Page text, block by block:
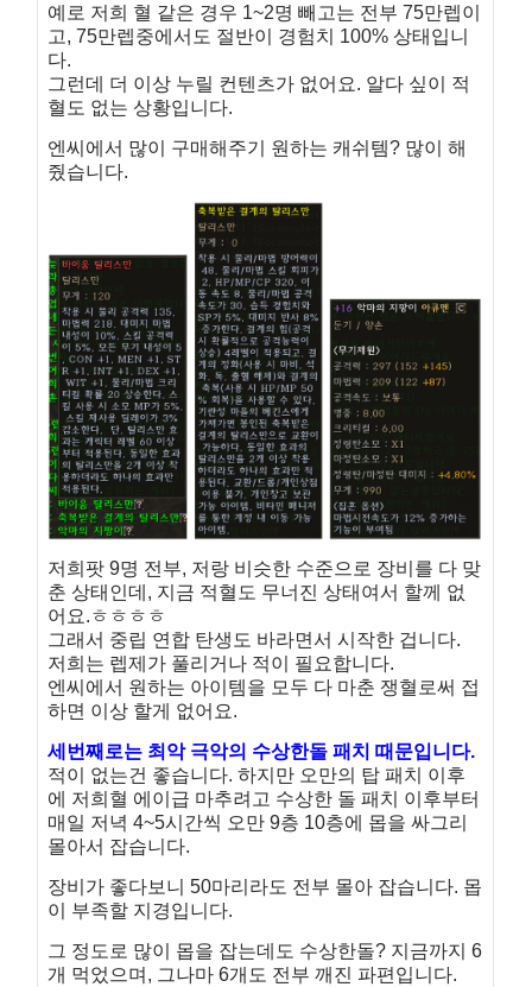
예로 저희 혈 같은 경우 1~2명 빼고는 전부 75만렙이
고, 75만렙중에서도 절반이 경험치 100% 상태입니
다.
그런데 더 이상 누릴 컨텐츠가 없어요. 알다 싶이 적
혈도 없는 상황입니다.
엔씨에서 많이 구매해주기 원하는 캐쉬템? 많이 해
줬습니다.
저희팟 9명 전부, 저랑 비슷한 수준으로 장비를 다 맞
춘 상태인데, 지금 적혈도 무너진 상태여서 할께 없
어요.ㅎㅎㅎㅎ
그래서 중립 연합 탄생도 바라면서 시작한 겁니다.
저희는 렙제가 풀리거나 적이 필요합니다.
엔씨에서 원하는 아이템을 모두 다 마춘 쟁혈로써 접
하면 이상 할게 없어요.
세번째로는 최악 극악의 수상한돌 패치 때문입니다.
적이 없는건 좋습니다. 하지만 오만의 탑 패치 이후
에 저희혈 에이급 마추려고 수상한 돌 패치 이후부터
매일 저녁 4~5시간씩 오만 9층 10층에 몹을 싸그리
몰아서 잡습니다.
장비가 좋다보니 50마리라도 전부 몰아 잡습니다. 몹
이 부족할 지경입니다.
그 정도로 많이 몹을 잡는데도 수상한돌? 지금까지 6
개 먹었으며, 그나마 6개도 전부 깨진 파편입니다.